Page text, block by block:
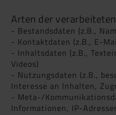
Arten der
- Bestandsdaten (z.B.,
- Kontaktdaten (z.B., E-
- Inhaltsdaten (z.B.,
Videos)
- Nutzungsdaten (z.B.,
Interesse an Inhalten,
- Meta-/
Informationen, IP-